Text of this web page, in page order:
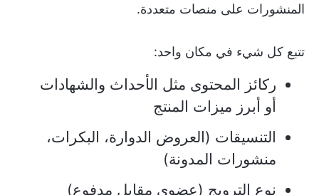
المنشورات على منصات متعددة.
تتبع كل شيء في مكان واحد:
ركائز المحتوى مثل الأحداث والشهادات
أو أبرز ميزات المنتج
التنسيقات (العروض الدوارة، البكرات،
منشورات المدونة)
نوع الترويج (عضوي مقابل مدفوع)